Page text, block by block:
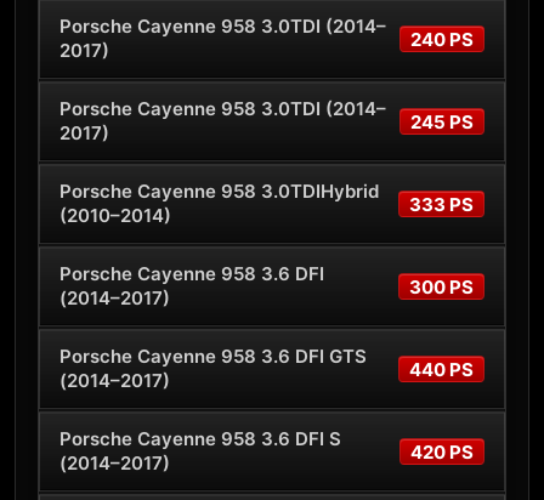
Porsche Cayenne 958 3.0TDI (2014–
2017)
240 PS
Porsche Cayenne 958 3.0TDI (2014–
2017)
245 PS
Porsche Cayenne 958 3.0TDIHybrid
(2010–2014)
333 PS
Porsche Cayenne 958 3.6 DFI
(2014–2017)
300 PS
Porsche Cayenne 958 3.6 DFI GTS
(2014–2017)
440 PS
Porsche Cayenne 958 3.6 DFI S
(2014–2017)
420 PS